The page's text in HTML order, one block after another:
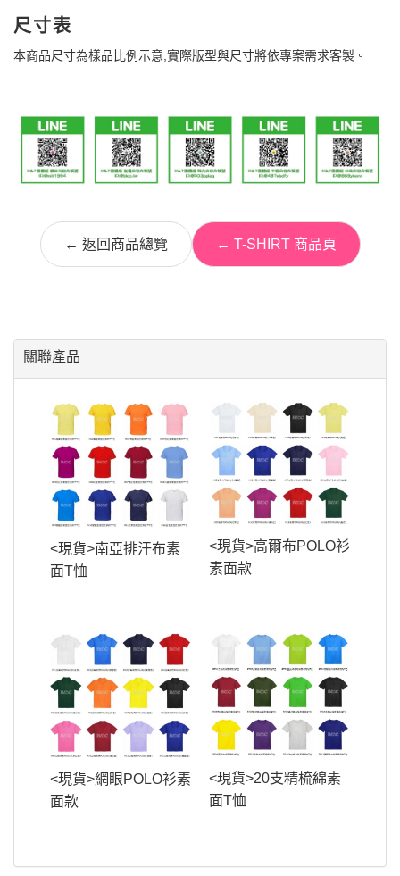
尺寸表
本商品尺寸為樣品比例示意,實際版型與尺寸將依專案需求客製。
← 返回商品總覽 ← T-SHIRT 商品頁
關聯產品
<現貨>南亞排汗布素
面T恤
<現貨>高爾布POLO衫
素面款
<現貨>網眼POLO衫素
面款
<現貨>20支精梳綿素
面T恤